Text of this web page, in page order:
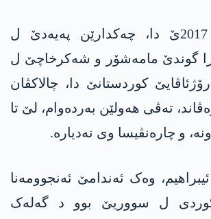
د 24ێ ئادارا 2017ێ دا، چەکدارێن په‌یه‌دێ ل
گوندێ مامەشۆر و شەکرخاچێ ل
کوردستانێ دا، چالاکڤان
تەڤی هەولێن بەردەوام، لێ تا
و چارەنڤیسا وی نەدیارە.
ئیبراهیم، وەک ئەندامێ ئەنجوومەنا
کوردی ل سووریێ بوو د گەلەک